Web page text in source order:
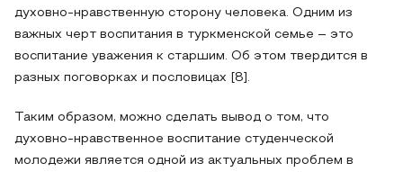
духовно-нравственную сторону человека. Одним из
важных черт воспитания в туркменской семье – это
воспитание уважения к старшим. Об этом твердится в
разных поговорках и пословицах [8].
Таким образом, можно сделать вывод о том, что
духовно-нравственное воспитание студенческой
молодежи является одной из актуальных проблем в